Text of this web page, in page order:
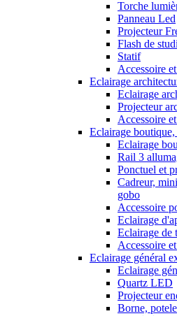
Torche
Panneau Led
Projecteur
Flash de
Statif
Accessoire
Eclairage
Eclairage
Projecteur
Accessoire
Eclairage
Eclairage
Rail 3
Ponctuel et
Cadreur,
gobo
Accessoire
Eclairage
Eclairage de
Accessoire
Eclairage général
Eclairage
Quartz LED
Projecteur
Borne,